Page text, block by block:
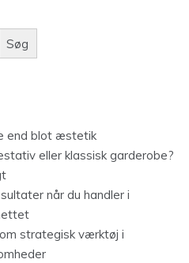
Søg
end blot æstetik
eller klassisk garderobe?
når du handler i
strategisk værktøj i